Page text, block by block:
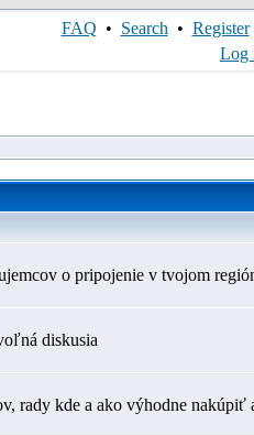
FAQ • Search • Register
Log
o pripojenie v tvojom
diskusia
rady kde a ako výhodne nakúpiť